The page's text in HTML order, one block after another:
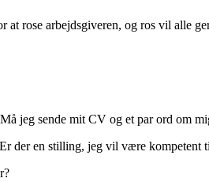
at rose arbejdsgiveren, og ros vil alle
jeg sende mit CV og et par ord om
der en stilling, jeg vil være kompetent